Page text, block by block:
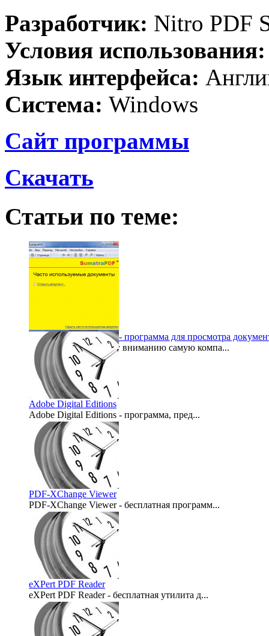
Разработчик: Nitro PDF
Условия
Язык интерфейса:
Система: Windows
Сайт программы
Скачать
Статьи по теме:
Sumatra PDF 1.6 Final - программа для просмотра
Представляем вашему вниманию самую компа...
2011-05-31
Adobe Digital Editions
Adobe Digital Editions - программа, пред...
2007-06-22
PDF-XChange Viewer
PDF-XChange Viewer - бесплатная программ...
2007-06-15
eXPert PDF Reader
eXPert PDF Reader - бесплатная утилита д...
2007-06-15